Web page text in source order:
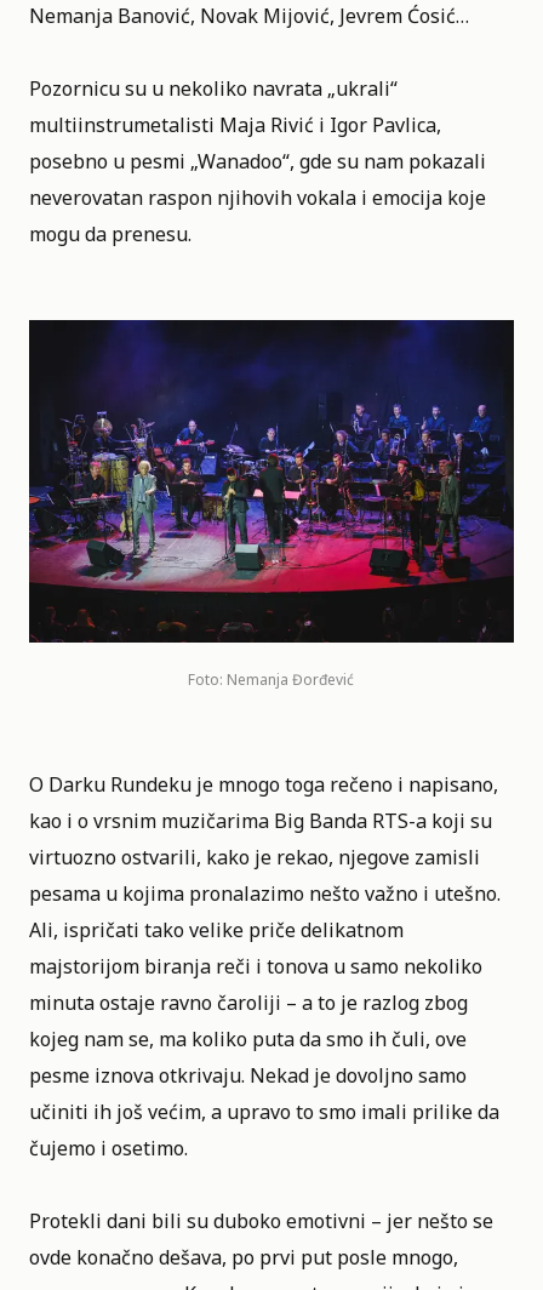
Nemanja Banović, Novak Mijović, Jevrem Ćosić…
Pozornicu su u nekoliko navrata „ukrali“
multiinstrumetalisti Maja Rivić i Igor Pavlica,
posebno u pesmi „Wanadoo“, gde su nam pokazali
neverovatan raspon njihovih vokala i emocija koje
mogu da prenesu.
Foto: Nemanja Đorđević
O Darku Rundeku je mnogo toga rečeno i napisano,
kao i o vrsnim muzičarima Big Banda RTS-a koji su
virtuozno ostvarili, kako je rekao, njegove zamisli
pesama u kojima pronalazimo nešto važno i utešno.
Ali, ispričati tako velike priče delikatnom
majstorijom biranja reči i tonova u samo nekoliko
minuta ostaje ravno čaroliji – a to je razlog zbog
kojeg nam se, ma koliko puta da smo ih čuli, ove
pesme iznova otkrivaju. Nekad je dovoljno samo
učiniti ih još većim, a upravo to smo imali prilike da
čujemo i osetimo.
Protekli dani bili su duboko emotivni – jer nešto se
ovde konačno dešava, po prvi put posle mnogo,